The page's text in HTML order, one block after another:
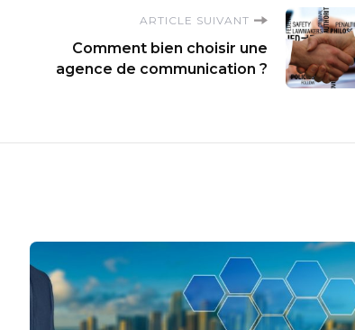
ARTICLE SUIVANT
Comment bien choisir une
agence de communication ?